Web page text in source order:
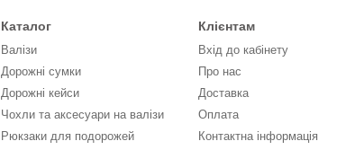
Каталог
Валізи
Дорожні сумки
Дорожні кейси
Чохли та аксесуари на валізи
Рюкзаки для подорожей
Клієнтам
Вхід до кабінету
Про нас
Доставка
Оплата
Контактна інформація